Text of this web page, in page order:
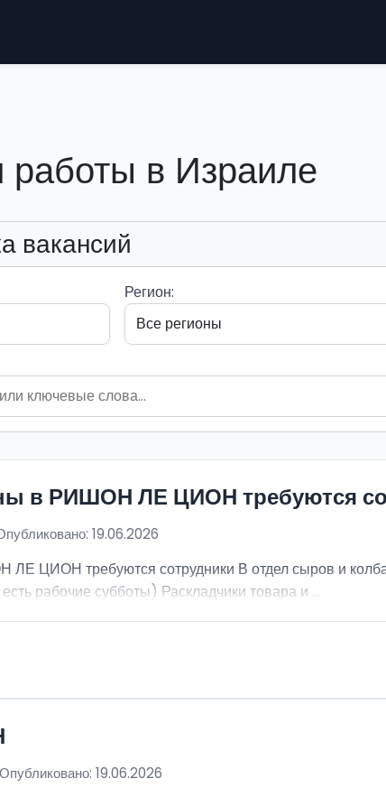
работы в Израиле
вакансий
Регион:
в РИШОН ЛЕ ЦИОН требуются
19.06.2026
ЦИОН требуются сотрудники В отдел сыров и
рабочие субботы) Раскладчики товара и ...
Опубликовано: 19.06.2026